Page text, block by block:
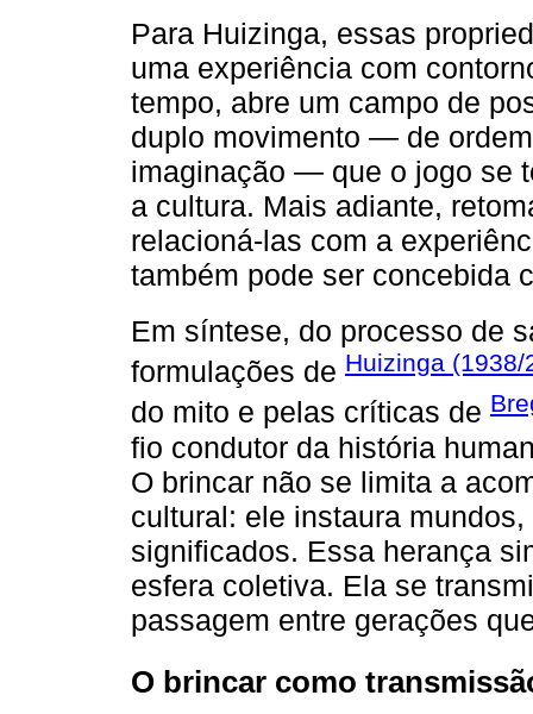
Para Huizinga, essas
uma experiência com
tempo, abre um campo de
duplo movimento — de
imaginação — que o jogo se
a cultura. Mais adiante,
relacioná-las com a
também pode ser concebida
Em síntese, do processo de
formulações de Huizinga (1938/
do mito e pelas críticas de
fio condutor da história
O brincar não se limita a
cultural: ele instaura
significados. Essa herança
esfera coletiva. Ela se
passagem entre gerações
O brincar como